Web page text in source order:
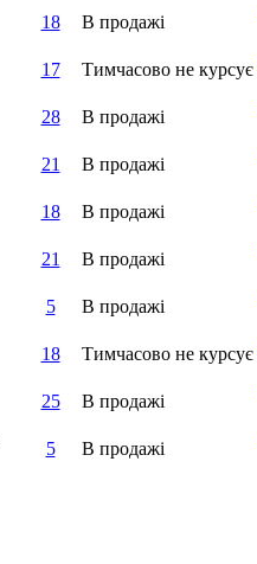
18 В продажi
17 Тимчасово не курсує
28 В продажi
21 В продажi
18 В продажi
21 В продажi
5 В продажi
18 Тимчасово не курсує
25 В продажi
5 В продажi